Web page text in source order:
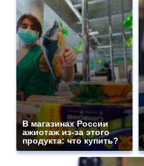
В магазинах России
ажиотаж из-за этого
продукта: что купить?